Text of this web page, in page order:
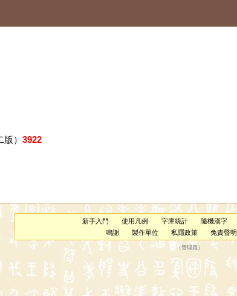
） 3922
新手入門 使用凡例 字庫統計 隨機漢字
鳴謝
製作單位 私隱政策 免責聲明
（管理員 ）